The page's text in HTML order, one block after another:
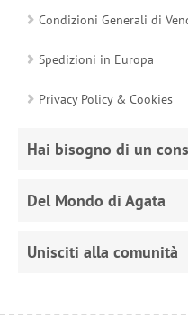
Condizioni Generali di
Spedizioni in Europa
Privacy Policy & Cookies
Hai bisogno di un
Del Mondo di Agata
Unisciti alla comunità